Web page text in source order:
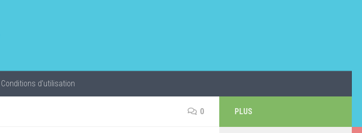
Conditions d’utilisation
0 PLUS